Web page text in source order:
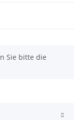
Sie bitte die